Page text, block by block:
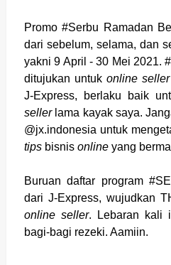
Promo #Serbu Ramadan
dari sebelum, selama, dan
yakni 9 April - 30 Mei 2021.
ditujukan untukonline seller
J-Express, berlaku baik
sellerlama kayak saya.
@jx.indonesia untuk
tipsbisnis onlineyang
Buruan daftar program
dari J-Express, wujudkan
online seller. Lebaran kali
bagi-bagi rezeki. Aamiin.